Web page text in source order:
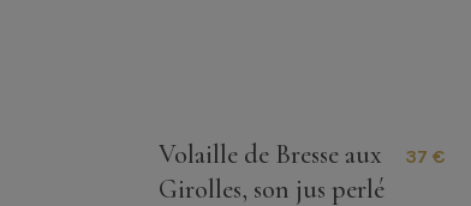
Volaille de Bresse aux
Girolles, son jus perlé
37 €